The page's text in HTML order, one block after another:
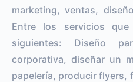
marketing, ventas,
Entre los servicios
siguientes: Diseño
corporativa, diseñar un
papelería, producir flyers,